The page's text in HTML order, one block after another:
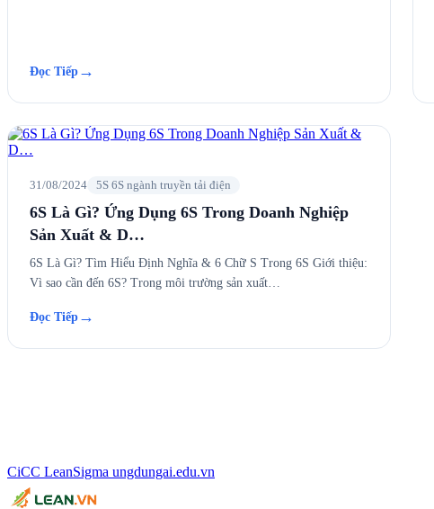
Đọc Tiếp →
31/08/2024 5S 6S ngành truyền tải điện
6S Là Gì? Ứng Dụng 6S Trong Doanh Nghiệp
Sản Xuất & D…
6S Là Gì? Tìm Hiểu Định Nghĩa & 6 Chữ S Trong 6S Giới thiệu:
Vì sao cần đến 6S? Trong môi trường sản xuất…
Đọc Tiếp →
CiCC LeanSigma ungdungai.edu.vn